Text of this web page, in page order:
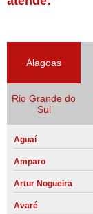
Alagoas
Rio Grande do
Sul
Aguaí
Amparo
Artur Nogueira
Avaré